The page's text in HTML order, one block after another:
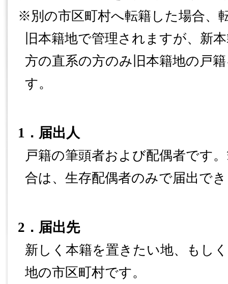
※別の市区町村へ転籍した場合、
旧本籍地で管理されますが、新
方の直系の方のみ旧本籍地の戸
す。
1 ．届出人
戸籍の筆頭者および配偶者です
合は、生存配偶者のみで届出で
2 ．届出先
新しく本籍を置きたい地、もし
地の市区町村です。